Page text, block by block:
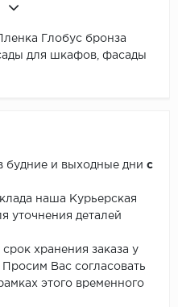
Глобус бронза
для шкафов, фасады
будние и выходные дни с
наша Курьерская
уточнения деталей
хранения заказа у
Просим Вас согласовать
этого временного